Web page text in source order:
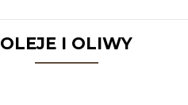
OLEJE I OLIWY